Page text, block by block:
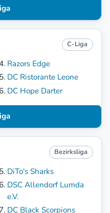
C-Liga
Razors Edge
DC Ristorante Leone
DC Hope Darter
Bezirksliga
DiTo's Sharks
DSC Allendorf Lumda
e.V.
DC Black Scorpions